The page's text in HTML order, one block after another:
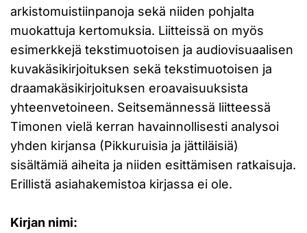
arkistomuistiinpanoja sekä niiden pohjalta
muokattuja kertomuksia. Liitteissä on myös
esimerkkejä tekstimuotoisen ja audiovisuaalisen
kuvakäsikirjoituksen sekä tekstimuotoisen ja
draamakäsikirjoituksen eroavaisuuksista
yhteenvetoineen. Seitsemännessä liitteessä
Timonen vielä kerran havainnollisesti analysoi
yhden kirjansa (Pikkuruisia ja jättiläisiä)
sisältämiä aiheita ja niiden esittämisen ratkaisuja.
Erillistä asiahakemistoa kirjassa ei ole.
Kirjan nimi: